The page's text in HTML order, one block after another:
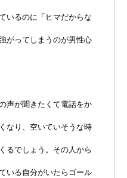
いるのに「ヒマだからな
がってしまうのが男性心
声が聞きたくて電話をか
なり、空いていそうな時
るでしょう。その人から
いる自分がいたらゴール